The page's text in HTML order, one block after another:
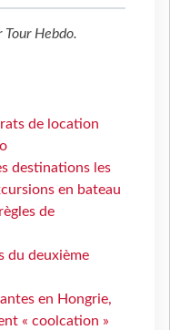
Tour Hebdo.
de location
destinations les
en bateau
de
du deuxième
en Hongrie,
« coolcation »